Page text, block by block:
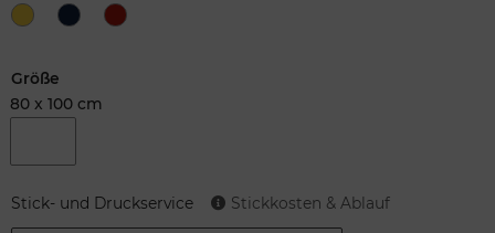
Größe
80 x 100 cm
Stick- und Druckservice Stickkosten & Ablauf